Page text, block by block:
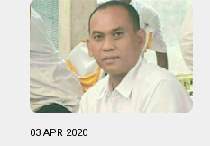
03 APR 2020